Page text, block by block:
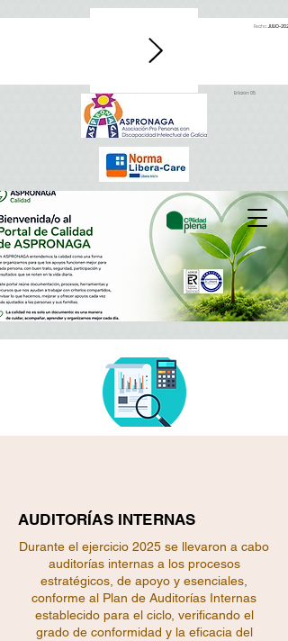
Edición: 05
Fecha:JULIO-2026
AUDITORÍAS INTERNAS
Durante el ejercicio 2025 se llevaron a cabo
auditorías internas a los procesos
estratégicos, de apoyo y esenciales,
conforme al Plan de Auditorías Internas
establecido para el ciclo, verificando el
grado de conformidad y la eficacia del